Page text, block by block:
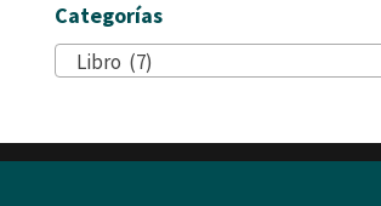
Categorías
Libro (7)